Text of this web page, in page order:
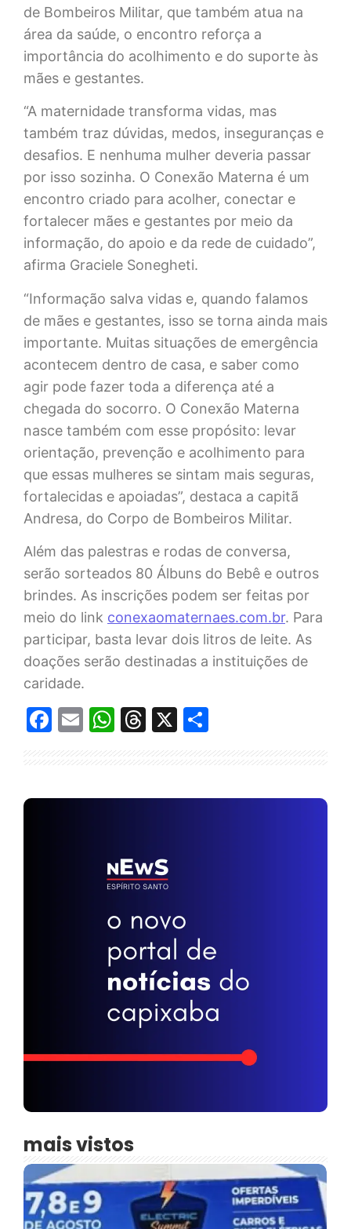
de Bombeiros Militar, que também atua na
área da saúde, o encontro reforça a
importância do acolhimento e do suporte às
mães e gestantes.
“A maternidade transforma vidas, mas
também traz dúvidas, medos, inseguranças e
desafios. E nenhuma mulher deveria passar
por isso sozinha. O Conexão Materna é um
encontro criado para acolher, conectar e
fortalecer mães e gestantes por meio da
informação, do apoio e da rede de cuidado”,
afirma Graciele Sonegheti.
“Informação salva vidas e, quando falamos
de mães e gestantes, isso se torna ainda mais
importante. Muitas situações de emergência
acontecem dentro de casa, e saber como
agir pode fazer toda a diferença até a
chegada do socorro. O Conexão Materna
nasce também com esse propósito: levar
orientação, prevenção e acolhimento para
que essas mulheres se sintam mais seguras,
fortalecidas e apoiadas”, destaca a capitã
Andresa, do Corpo de Bombeiros Militar.
Além das palestras e rodas de conversa,
serão sorteados 80 Álbuns do Bebê e outros
brindes. As inscrições podem ser feitas por
meio do link conexaomaternaes.com.br. Para
participar, basta levar dois litros de leite. As
doações serão destinadas a instituições de
caridade.
Facebook
EmailWhatsApp
Threads
X
mais vistos